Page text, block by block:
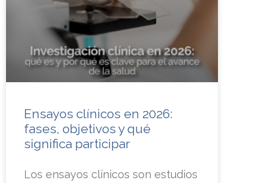
Ensayos clínicos en 2026:
fases, objetivos y qué
significa participar
Los ensayos clínicos son estudios